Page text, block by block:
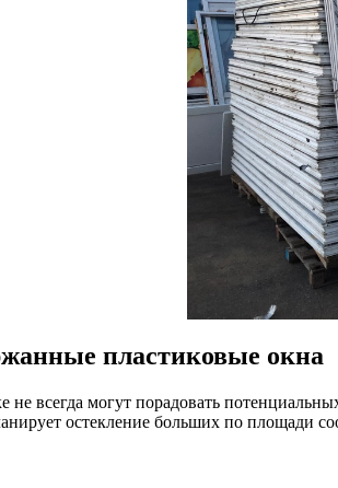
пластиковые окна
всегда могут порадовать
остекление больших по площади